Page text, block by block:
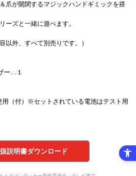
爪が開閉するマジックハンドギミックを搭
ーズと一緒に遊べます。
以外、すべて別売りです。）
ー…１
（付）※セットされている電池はテスト用
説明書ダウンロード